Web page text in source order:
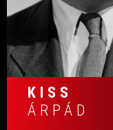
KISS
ÁRPÁD